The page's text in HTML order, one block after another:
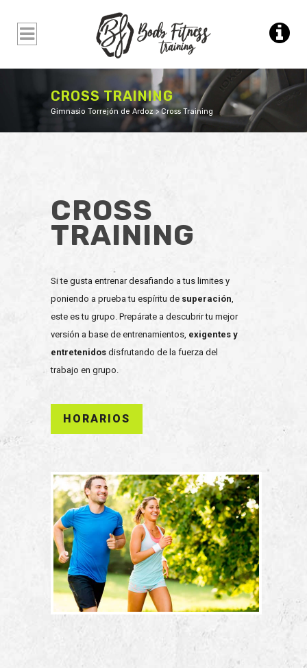
CROSS TRAINING
Gimnasio Torrejón de Ardoz>Cross Training
CROSS
TRAINING
Si te gusta entrenar desafiando a tus limites y
poniendo a prueba tu espíritu de superación,
este es tu grupo. Prepárate a descubrir tu mejor
versión a base de entrenamientos, exigentes y
entretenidos disfrutando de la fuerza del
trabajo en grupo.
HORARIOS